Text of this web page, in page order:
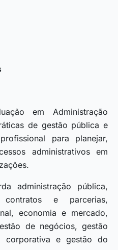
em Administração
de gestão pública e
para planejar,
administrativos em
administração pública,
e parcerias,
economia e mercado,
de negócios, gestão
corporativa e gestão do